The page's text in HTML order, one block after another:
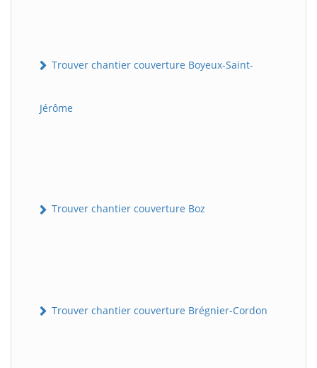
Trouver chantier couverture Boyeux-Saint-
Jérôme
Trouver chantier couverture Boz
Trouver chantier couverture Brégnier-Cordon